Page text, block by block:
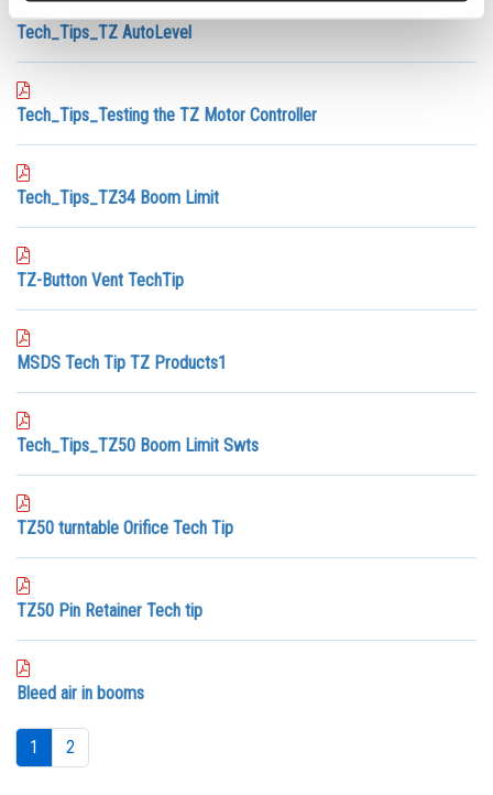
Tech_Tips_TZ AutoLevel
Tech_Tips_Testing the TZ Motor Controller
Tech_Tips_TZ34 Boom Limit
TZ-Button Vent TechTip
MSDS Tech Tip TZ Products1
Tech_Tips_TZ50 Boom Limit Swts
TZ50 turntable Orifice Tech Tip
TZ50 Pin Retainer Tech tip
Bleed air in booms
1 2